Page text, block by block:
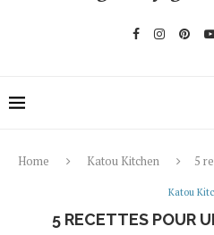
Home Katou Kitchen 5
Katou
5 RECETTES POUR